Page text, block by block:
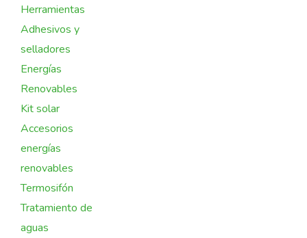
Herramientas
Adhesivos y
selladores
Energías
Renovables
Kit solar
Accesorios
energías
renovables
Termosifón
Tratamiento de
aguas